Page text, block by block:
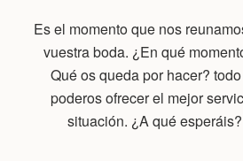
Es el momento que nos
vuestra boda. ¿En qué
Qué os queda por hacer?
poderos ofrecer el mejor
situación. ¿A qué